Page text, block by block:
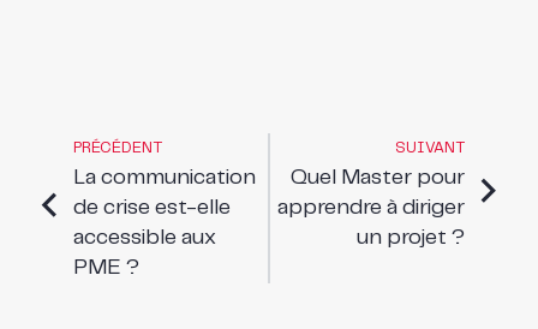
PRÉCÉDENT
La communication
de crise est-elle
accessible aux
PME ?
SUIVANT
Quel Master pour
apprendre à diriger
un projet ?